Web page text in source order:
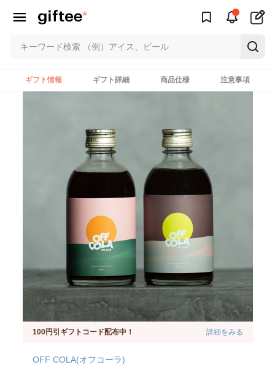
ギフト情報 ギフト詳細 商品仕様 注意事項
100円引ギフトコード配布中！ 詳細をみる
OFF COLA(オフコーラ)